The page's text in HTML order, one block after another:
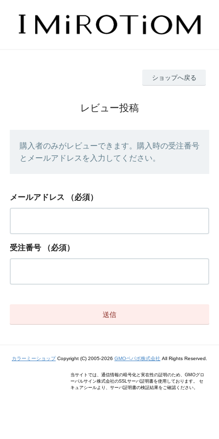
ショップへ戻る
レビュー投稿
購入者のみがレビューできます。購入時の受注番号
とメールアドレスを入力してください。
メールアドレス （必須）
受注番号 （必須）
カラーミーショップCopyright (C) 2005-2026 GMOペパボ株式会社 All Rights Reserved.
当サイトでは、通信情報の暗号化と実在性の証明のため、GMOグロ
ーバルサイン株式会社のSSLサーバ証明書を使用しております。 セ
キュアシールより、サーバ証明書の検証結果をご確認ください。